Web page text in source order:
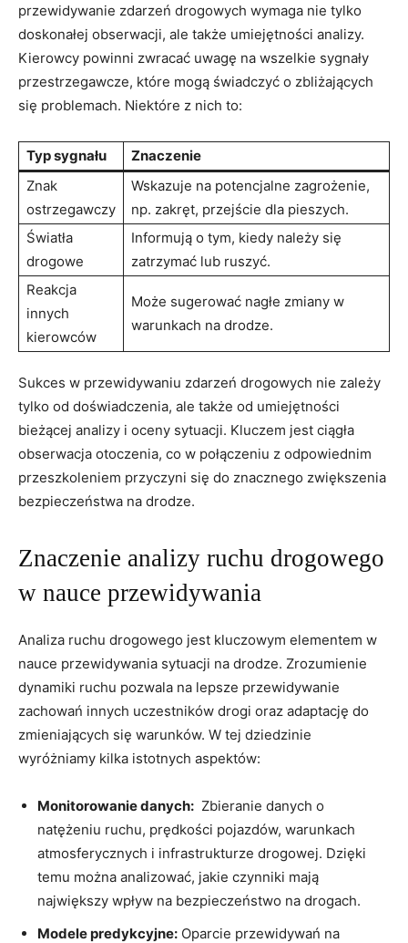
przewidywanie zdarzeń drogowych wymaga⁣ nie ‌tylko
doskonałej ⁢obserwacji, ale także ⁢umiejętności analizy.
Kierowcy powinni zwracać uwagę na wszelkie sygnały
przestrzegawcze, ⁤które mogą świadczyć ‌o zbliżających
⁣się problemach.‍ Niektóre z‍ nich to:
Typ sygnału
Znaczenie
Znak
ostrzegawczy
Wskazuje⁣ na ⁣potencjalne ⁢zagrożenie,
np. zakręt, przejście dla pieszych.
Światła
drogowe
Informują o tym, kiedy należy​ się
zatrzymać lub ruszyć.
Reakcja⁢
innych
kierowców
Może sugerować nagłe zmiany⁤ w
warunkach na drodze.
Sukces w ⁣przewidywaniu zdarzeń drogowych​ nie zależy
tylko⁣ od doświadczenia, ⁣ale także od⁢ umiejętności
bieżącej ‌analizy i oceny sytuacji. Kluczem jest ciągła
obserwacja otoczenia, ​co w⁤ połączeniu z odpowiednim
przeszkoleniem ⁢przyczyni się do ‍znacznego zwiększenia
bezpieczeństwa na drodze.
Znaczenie analizy ruchu drogowego
w nauce przewidywania
Analiza ruchu drogowego ⁢jest kluczowym ⁣elementem w
nauce przewidywania sytuacji na drodze. Zrozumienie⁢
dynamiki ruchu⁤ pozwala na lepsze ⁣przewidywanie
⁤zachowań​ innych uczestników drogi oraz adaptację do⁢
zmieniających się warunków. W tej dziedzinie
wyróżniamy ⁣kilka ⁢istotnych⁣ aspektów:
Monitorowanie danych: ‌ Zbieranie danych​ o
natężeniu ruchu, prędkości‌ pojazdów,⁣ warunkach
atmosferycznych i infrastrukturze drogowej. ‍Dzięki
temu można analizować,⁢ jakie czynniki mają
największy wpływ na ‌bezpieczeństwo ​na drogach.
Modele predykcyjne: ⁢Oparcie ⁢przewidywań na